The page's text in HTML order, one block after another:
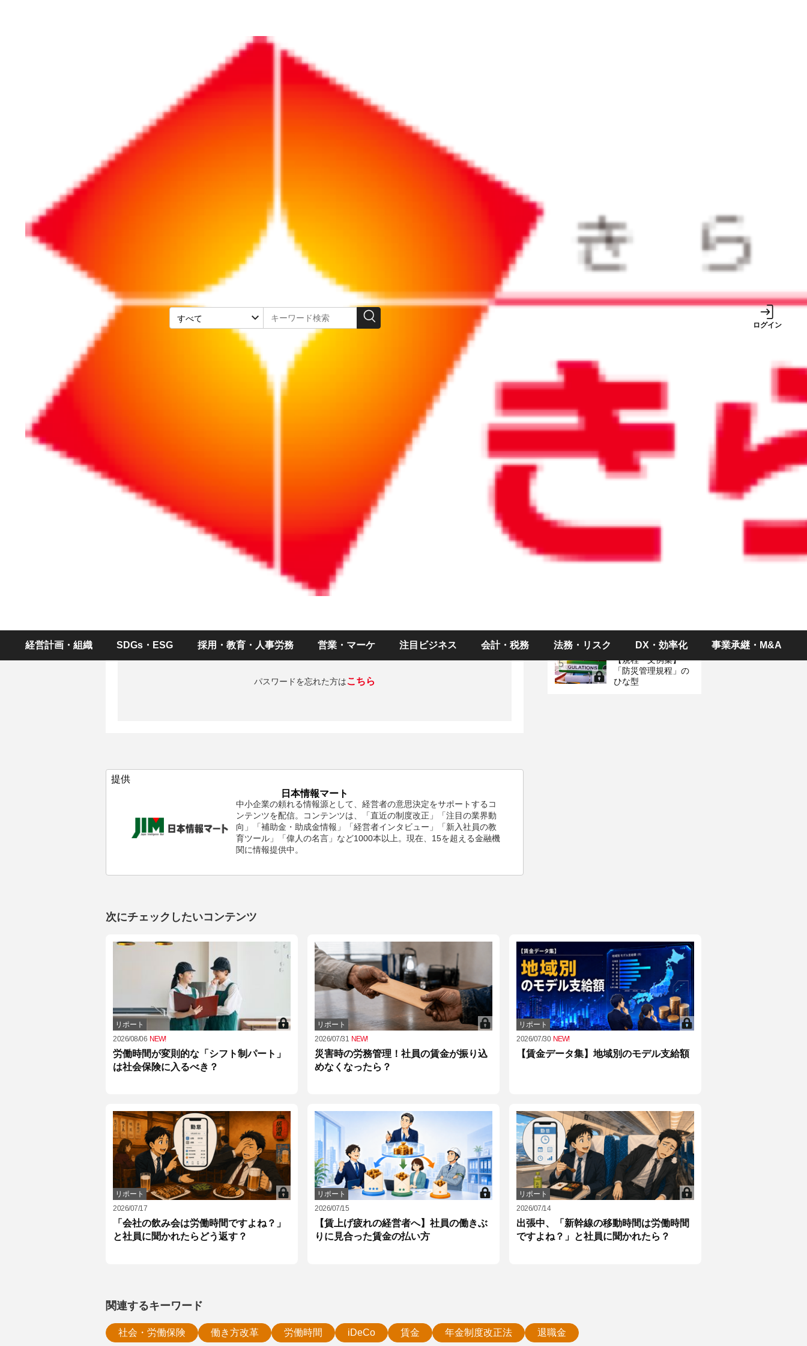
ログイン
経営計画・組織 SDGs・ESG 採用・教育・人事労務 営業・マーケ 注目ビジネス 会計・税務 法務・リスク DX・効率化 事業承継・M&A
採用・教育・人事労務 社労士が注目する2026年度の労務3大ニュース
この記事を印刷する
社労士が注目する2026年度の労務3大ニュース
労務分野では、年金制度改革や約40年ぶりの労働基準法の大改正などが注目され
ています。人件費増や働き方の新ルールにどう備えるべきかなど、2026年度の制
度改正のポイントを、社労士が分かりやすく解説します。
続きをお読みになるにはログインが必要です。
ID（メールアドレス）
ログインする
パスワードを忘れた方はこちら
提供
日本情報マート
中小企業の頼れる情報源として、経営者の意思決定をサポートするコ
ンテンツを配信。コンテンツは、「直近の制度改正」「注目の業界動
向」「補助金・助成金情報」「経営者インタビュー」「新入社員の教
育ツール」「偉人の名言」など1000本以上。現在、15を超える金融機
関に情報提供中。
2025/12/23
山形県が経験豊富な副業プロ人
材とのマッチングを支援！やま
がた未来（みら）くる人材活用
2024/12/24
2024年10月から値上げした郵便
料金。電子化でコスト高を解決
【2026年8月号】ち
2
（6）】経営者に係る
テレワークや外出中
5
【規程・文例集】
「防災管理規程」の
ひな型
次にチェックしたいコンテンツ
リポート
2026/08/06 NEW!
労働時間が変則的な「シフト制パート」
は社会保険に入るべき？
リポート
2026/07/31 NEW!
災害時の労務管理！社員の賃金が振り込
めなくなったら？
リポート
2026/07/30 NEW!
【賃金データ集】地域別のモデル支給額
リポート
2026/07/17
「会社の飲み会は労働時間ですよね？」
と社員に聞かれたらどう返す？
リポート
2026/07/15
【賃上げ疲れの経営者へ】社員の働きぶ
りに見合った賃金の払い方
リポート
2026/07/14
出張中、「新幹線の移動時間は労働時間
ですよね？」と社員に聞かれたら？
関連するキーワード
社会・労働保険 働き方改革 労働時間 iDeCo 賃金 年金制度改正法 退職金